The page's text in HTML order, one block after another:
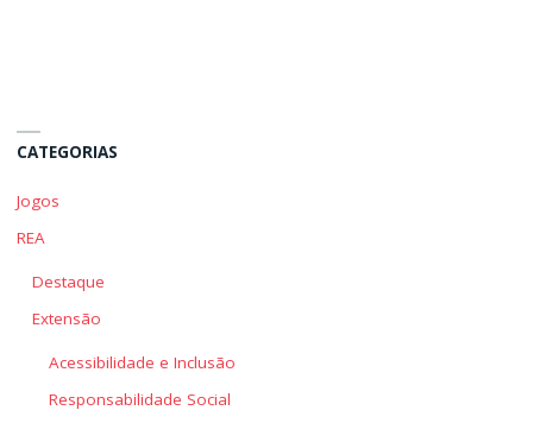
CATEGORIAS
Jogos
REA
Destaque
Extensão
Acessibilidade e Inclusão
Responsabilidade Social